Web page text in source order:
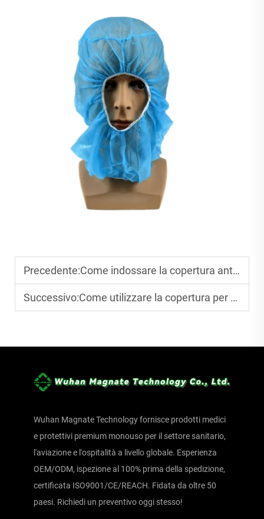
Precedente:Come indossare la copertura antiscivolo per scarpe per massimizzare l'aderenza?
Successivo:Come utilizzare la copertura per cuffie MRI negli esami medici?
Wuhan Magnate Technology fornisce prodotti medici
e protettivi premium monouso per il settore sanitario,
l'aviazione e l'ospitalità a livello globale. Esperienza
OEM/ODM, ispezione al 100% prima della spedizione,
certificata ISO9001/CE/REACH. Fidata da oltre 50
paesi. Richiedi un preventivo oggi stesso!